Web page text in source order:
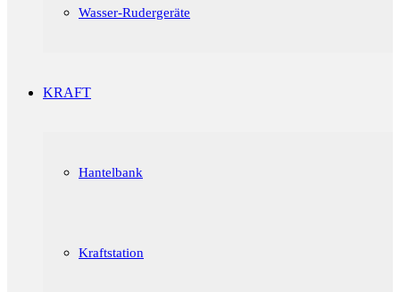
Wasser-Rudergeräte
KRAFT
Hantelbank
Kraftstation